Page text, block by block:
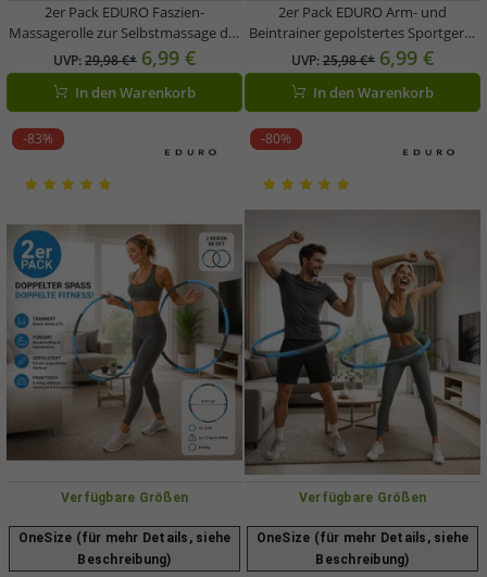
2er Pack EDURO Faszien-
Massagerolle zur Selbstmassage der
Muskeln Schaumstoffrolle
Regenerations-Rolle ca. 34x15cm
Orange
UVP:29,98 €* 6,99 €
In den Warenkorb
2er Pack EDURO Arm- und
Beintrainer gepolstertes Sportgerät
für zu Hause Oberschenkel-Trainer
38x25cm 7749103 Orange
UVP:25,98 €* 6,99 €
In den Warenkorb
-83%
Verfügbare Größen
OneSize (für mehr Details, siehe
Beschreibung)
-80%
Verfügbare Größen
OneSize (für mehr Details, siehe
Beschreibung)